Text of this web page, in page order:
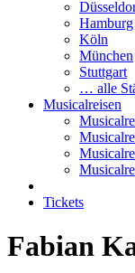
Hamburg
Köln
München
Stuttgart
… alle
Musicalreisen
Tickets
Fabian